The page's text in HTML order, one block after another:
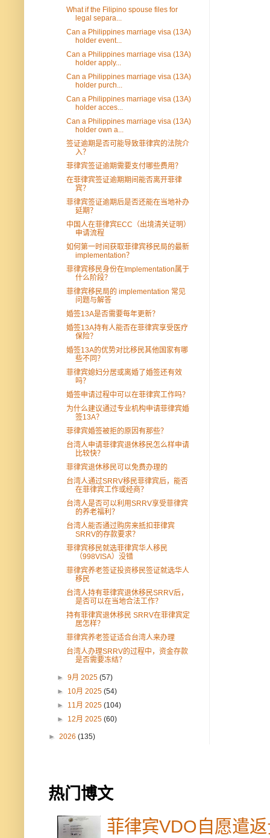
What if the Filipino spouse files for
legal separa...
Can a Philippines marriage visa (13A)
holder event...
Can a Philippines marriage visa (13A)
holder apply...
Can a Philippines marriage visa (13A)
holder purch...
Can a Philippines marriage visa (13A)
holder acces...
Can a Philippines marriage visa (13A)
holder own a...
签证逾期是否可能导致菲律宾的法院介
入？
菲律宾签证逾期需要支付哪些费用？
在菲律宾签证逾期期间能否离开菲律
宾？
菲律宾签证逾期后是否还能在当地补办
延期？
中国人在菲律宾ECC（出境清关证明）
申请流程
如何第一时间获取菲律宾移民局的最新
implementation？
菲律宾移民身份在Implementation属于
什么阶段？
菲律宾移民局的 implementation 常见
问题与解答
婚签13A是否需要每年更新？
婚签13A持有人能否在菲律宾享受医疗
保险？
婚签13A的优势对比移民其他国家有哪
些不同？
菲律宾媳妇分居或离婚了婚签还有效
吗？
婚签申请过程中可以在菲律宾工作吗？
为什么建议通过专业机构申请菲律宾婚
签13A？
菲律宾婚签被拒的原因有那些？
台湾人申请菲律宾退休移民怎么样申请
比较快？
菲律宾退休移民可以免费办理的
台湾人通过SRRV移民菲律宾后，能否
在菲律宾工作或经商？
台湾人是否可以利用SRRV享受菲律宾
的养老福利？
台湾人能否通过购房来抵扣菲律宾
SRRV的存款要求？
菲律宾移民就选菲律宾华人移民
（998VISA）没错
菲律宾养老签证投资移民签证就选华人
移民
台湾人持有菲律宾退休移民SRRV后，
是否可以在当地合法工作？
持有菲律宾退休移民 SRRV在菲律宾定
居怎样？
菲律宾养老签证适合台湾人来办理
台湾人办理SRRV的过程中，资金存款
是否需要冻结？
►9月 2025(57)
► 10月 2025(54)
► 11月 2025(104)
► 12月 2025(60)
► 2026 (135)
热门博文
菲律宾VDO自愿遣